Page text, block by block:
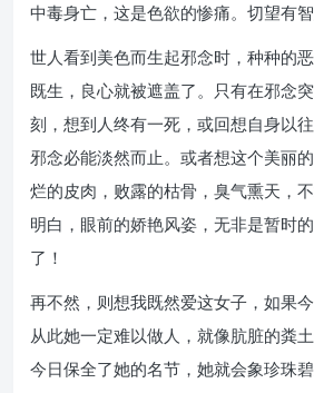
中毒身亡，这是色欲的惨痛。切望有
世人看到美色而生起邪念时，种种的
既生，良心就被遮盖了。只有在邪念
刻，想到人终有一死，或回想自身以
邪念必能淡然而止。或者想这个美丽
烂的皮肉，败露的枯骨，臭气熏天，
明白，眼前的娇艳风姿，无非是暂时
了！
再不然，则想我既然爱这女子，如果
从此她一定难以做人，就像肮脏的粪
今日保全了她的名节，她就会象珍珠